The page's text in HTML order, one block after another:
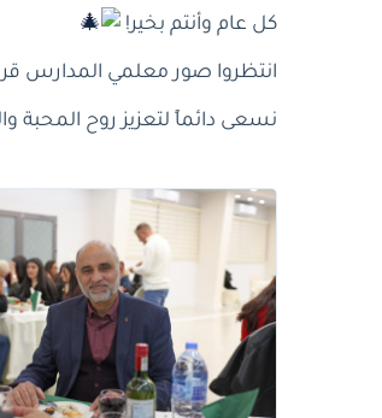
كل عام وأنتم بخير!
انتظروا صور معلمي المدارس
نسعى دائماً لتعزيز روح المحبة